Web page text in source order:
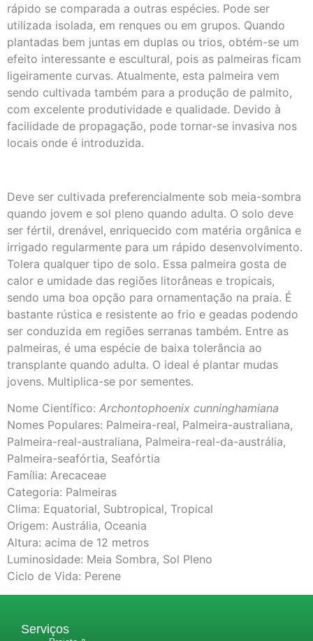
rápido se comparada a outras espécies. Pode ser
utilizada isolada, em renques ou em grupos. Quando
plantadas bem juntas em duplas ou trios, obtém-se um
efeito interessante e escultural, pois as palmeiras ficam
ligeiramente curvas. Atualmente, esta palmeira vem
sendo cultivada também para a produção de palmito,
com excelente produtividade e qualidade. Devido à
facilidade de propagação, pode tornar-se invasiva nos
locais onde é introduzida.
Deve ser cultivada preferencialmente sob meia-sombra
quando jovem e sol pleno quando adulta. O solo deve
ser fértil, drenável, enriquecido com matéria orgânica e
irrigado regularmente para um rápido desenvolvimento.
Tolera qualquer tipo de solo. Essa palmeira gosta de
calor e umidade das regiões litorâneas e tropicais,
sendo uma boa opção para ornamentação na praia. É
bastante rústica e resistente ao frio e geadas podendo
ser conduzida em regiões serranas também. Entre as
palmeiras, é uma espécie de baixa tolerância ao
transplante quando adulta. O ideal é plantar mudas
jovens. Multiplica-se por sementes.
Nome Científico: Archontophoenix cunninghamiana
Nomes Populares: Palmeira-real, Palmeira-australiana,
Palmeira-real-australiana, Palmeira-real-da-austrália,
Palmeira-seafórtia, Seafórtia
Família: Arecaceae
Categoria: Palmeiras
Clima: Equatorial, Subtropical, Tropical
Origem: Austrália, Oceania
Altura: acima de 12 metros
Luminosidade: Meia Sombra, Sol Pleno
Ciclo de Vida: Perene
Serviços